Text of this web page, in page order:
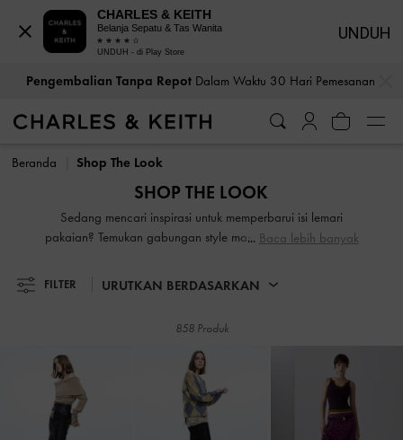
Pengembalian Tanpa RepotDalam Waktu 30 Hari Pemesanan
Pengembalian Tanpa RepotDalam Waktu 30 Hari Pemesanan
Beranda
Shop The Look
SHOP THE LOOK
Sedang mencari inspirasi untuk memperbarui isi lemari
pakaian? Temukan gabungan style masa lalu dan masa kini
yang menawarkan sumber ide outfit yang tak terbatas.
keranjang belanja hanya dengan satu klik.
Baca lebih banyak
FILTER URUTKAN BERDASARKAN
858 Produk
CHARLES & KEITH
Belanja Sepatu & Tas Wanita
UNDUH - di Play Store
UNDUH